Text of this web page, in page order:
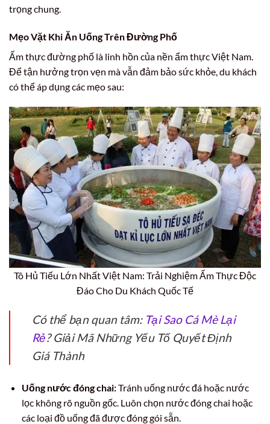
trọng chung.
Mẹo Vặt Khi Ăn Uống Trên Đường Phố
Ẩm thực đường phố là linh hồn của nền ẩm thực Việt Nam.
Để tận hưởng trọn vẹn mà vẫn đảm bảo sức khỏe, du khách
có thể áp dụng các mẹo sau:
Tô Hủ Tiếu Lớn Nhất Việt Nam: Trải Nghiệm Ẩm Thực Độc
Đáo Cho Du Khách Quốc Tế
Có thể bạn quan tâm: Tại Sao Cá Mè Lại
Rẻ? Giải Mã Những Yếu Tố Quyết Định
Giá Thành
Uống nước đóng chai:Tránh uống nước đá hoặc nước
lọc không rõ nguồn gốc. Luôn chọn nước đóng chai hoặc
các loại đồ uống đã được đóng gói sẵn.